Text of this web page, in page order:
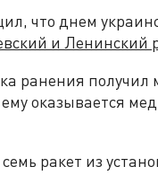
что днем
и Ленинский
ранения
оказывается
ракет из